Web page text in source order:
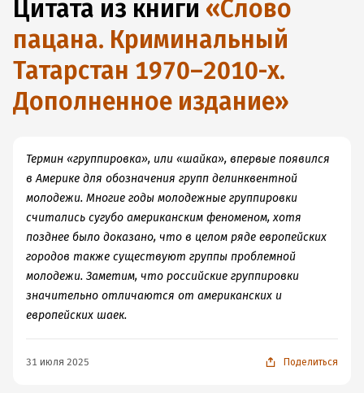
Цитата из книги «Слово
пацана. Криминальный
Татарстан 1970–2010-х.
Дополненное издание»
Термин «группировка», или «шайка», впервые появился
в Америке для обозначения групп делинквентной
молодежи. Многие годы молодежные группировки
считались сугубо американским феноменом, хотя
позднее было доказано, что в целом ряде европейских
городов также существуют группы проблемной
молодежи. Заметим, что российские группировки
значительно отличаются от американских и
европейских шаек.
31 июля 2025 Поделиться